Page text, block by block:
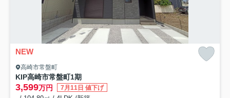
NEW
高崎市常盤町
KIP高崎市常盤町1期
3,599万円 7月11日 値下げ